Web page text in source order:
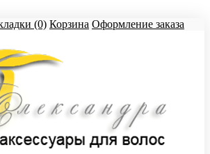
(0) Корзина Оформление заказа